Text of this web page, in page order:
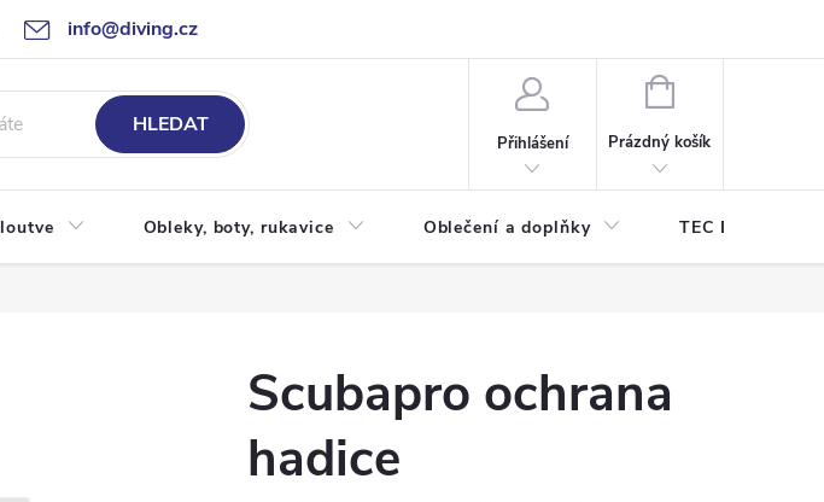
info@diving.cz
podmínky Reklamace
HLEDAT
Přihlášení
NÁKUPNÍ
Prázdný košík
Obleky, boty, rukavice Oblečení a doplňky TEC DIVE
Scubapro ochrana
hadice